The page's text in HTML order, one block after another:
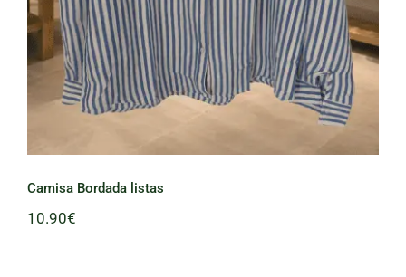
Camisa Bordada listas
10.90€